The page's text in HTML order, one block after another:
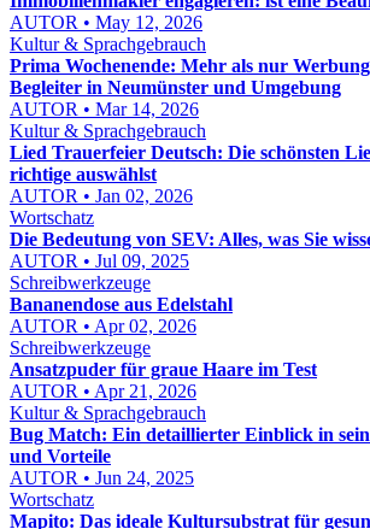
AUTOR • May 12, 2026
Kultur & Sprachgebrauch
Prima Wochenende: Mehr als nur
Begleiter in Neumünster und Umgebung
AUTOR • Mar 14, 2026
Kultur & Sprachgebrauch
Lied Trauerfeier Deutsch: Die schönsten
richtige auswählst
AUTOR • Jan 02, 2026
Wortschatz
Die Bedeutung von SEV: Alles, was Sie
AUTOR • Jul 09, 2025
Schreibwerkzeuge
Bananendose aus Edelstahl
AUTOR • Apr 02, 2026
Schreibwerkzeuge
Ansatzpuder für graue Haare im Test
AUTOR • Apr 21, 2026
Kultur & Sprachgebrauch
Bug Match: Ein detaillierter Einblick in
und Vorteile
AUTOR • Jun 24, 2025
Wortschatz
Mapito: Das ideale Kultursubstrat für